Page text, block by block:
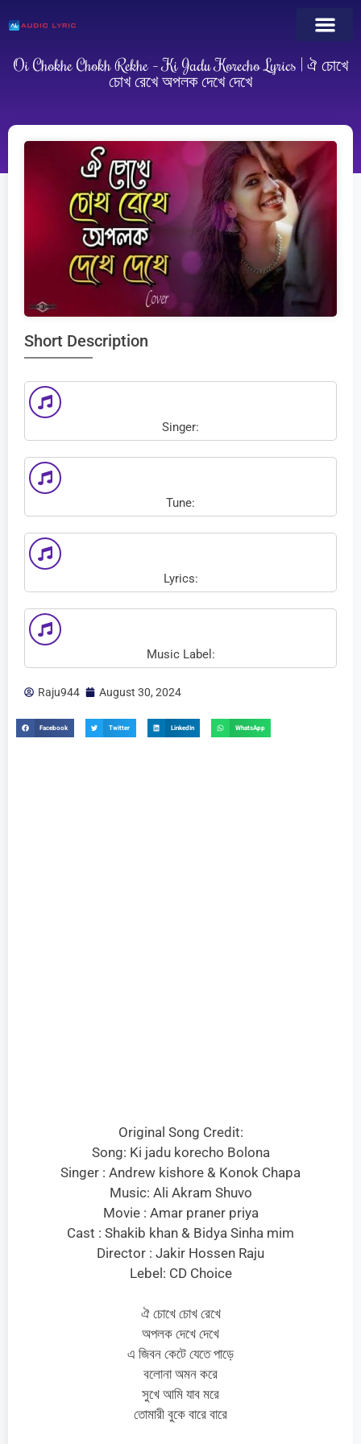
Oi Chokhe Chokh Rekhe – Ki Jadu Korecho Lyrics | ঐ চোখে
চোখ রেখে অপলক দেখে দেখে
Short Description
Singer:
Tune:
Lyrics:
Music Label:
Raju944 August 30, 2024
Facebook Twitter LinkedIn WhatsApp
Original Song Credit:
Song: Ki jadu korecho Bolona
Singer : Andrew kishore & Konok Chapa
Music: Ali Akram Shuvo
Movie : Amar praner priya
Cast : Shakib khan & Bidya Sinha mim
Director : Jakir Hossen Raju
Lebel: CD Choice
ঐ চোখে চোখ রেখে
অপলক দেখে দেখে
এ জিবন কেটে যেতে পাড়ে
বলোনা অমন করে
সুখে আমি যাব মরে
তোমারী বুকে বারে বারে